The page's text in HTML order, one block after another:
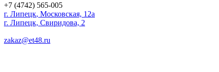
+7 (4742) 565-005
г. Липецк, Московская, 12а
г. Липецк, Свиридова, 2
zakaz@et48.ru